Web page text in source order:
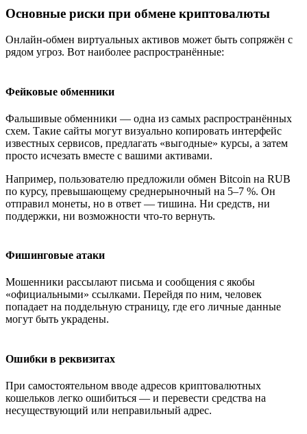
Основные риски при обмене криптовалюты
Онлайн-обмен виртуальных активов может быть сопряжён с
рядом угроз. Вот наиболее распространённые:
Фейковые обменники
Фальшивые обменники — одна из самых распространённых
схем. Такие сайты могут визуально копировать интерфейс
известных сервисов, предлагать «выгодные» курсы, а затем
просто исчезать вместе с вашими активами.
Например, пользователю предложили обмен Bitcoin на RUB
по курсу, превышающему среднерыночный на 5–7 %. Он
отправил монеты, но в ответ — тишина. Ни средств, ни
поддержки, ни возможности что-то вернуть.
Фишинговые атаки
Мошенники рассылают письма и сообщения с якобы
«официальными» ссылками. Перейдя по ним, человек
попадает на поддельную страницу, где его личные данные
могут быть украдены.
Ошибки в реквизитах
При самостоятельном вводе адресов криптовалютных
кошельков легко ошибиться — и перевести средства на
несуществующий или неправильный адрес.